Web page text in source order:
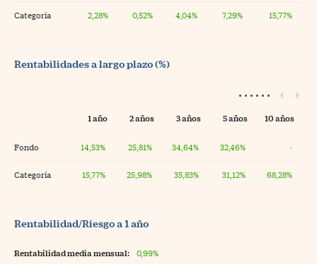
Categoría 2,28% 0,52% 4,04% 7,29% 15,77%
Rentabilidades a largo plazo (%)
1 año 2 años 3 años 5 años 10 años
Fondo 14,53% 25,81% 34,64% 32,46% ·
Categoría 15,77% 25,98% 35,83% 31,12% 68,28%
Rentabilidad/Riesgo a 1 año
Rentabilidad media mensual: 0,99%